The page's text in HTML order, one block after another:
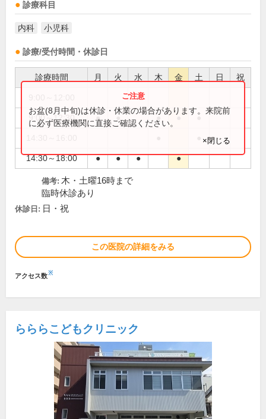
診療科目
内科 小児科
診療/受付時間・休診日
診療時間 月 火 水 木 金 土 日 祝
●
9:00～12:30 ● ● ● ● ●
14:30～18:00 ● ● ● ●
お盆(8月中旬)は休診・休業の場合があります。来院前
に必ず医療機関に直接ご確認ください。
×閉じる
備考: 木・土曜16時まで
臨時休診あり
休診日: 日・祝
この医院の詳細をみる
アクセス数※
らららこどもクリニック